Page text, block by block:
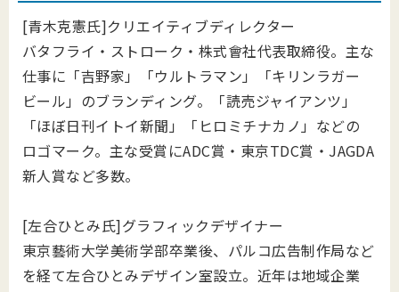
[青木克憲氏]クリエイティブディレクター
バタフライ・ストローク・株式會社代表取締役。主な
仕事に「吉野家」「ウルトラマン」「キリンラガー
ビール」のブランディング。「読売ジャイアンツ」
「ほぼ日刊イトイ新聞」「ヒロミチナカノ」などの
ロゴマーク。主な受賞にADC賞・東京TDC賞・JAGDA
新人賞など多数。
[左合ひとみ氏]グラフィックデザイナー
東京藝術大学美術学部卒業後、パルコ広告制作局など
を経て左合ひとみデザイン室設立。近年は地域企業